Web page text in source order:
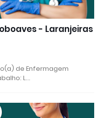
- Laranjeiras
de Enfermagem
L…